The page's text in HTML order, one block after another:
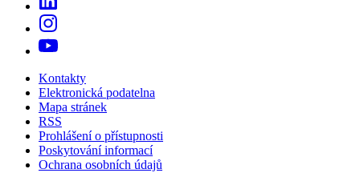
Kontakty
Elektronická podatelna
Mapa stránek
RSS
Prohlášení o přístupnosti
Poskytování informací
Ochrana osobních údajů